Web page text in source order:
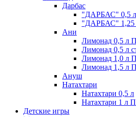
Дарбас
"ДАРБАС" 0,5 л
"ДАРБАС" 1,25
Ани
Лимонад 0,5 л
Лимонад 0,5 л
Лимонад 1,0 л
Лимонад 1,5 л
Ануш
Натахтари
Натахтари 0,5 л
Натахтари 1 л
Детские игры